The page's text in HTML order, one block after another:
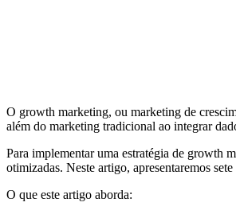
O growth marketing, ou marketing de
além do marketing tradicional ao integrar
Para implementar uma estratégia de growth
otimizadas. Neste artigo, apresentaremos
O que este artigo aborda: